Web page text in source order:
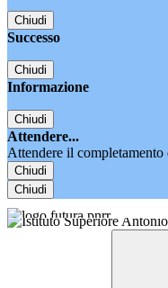
Chiudi
Successo
Chiudi
Informazione
Chiudi
Attendere...
Attendere il completamento
Chiudi
Chiudi